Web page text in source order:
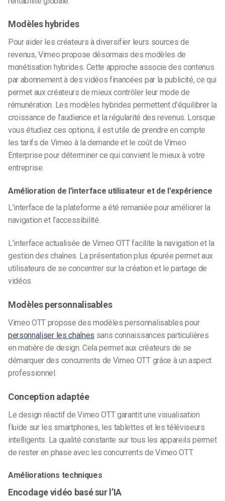
Modèles hybrides
Pour aider les créateurs à diversifier leurs sources de
revenus, Vimeo propose désormais des modèles de
monétisation hybrides. Cette approche associe des contenus
par abonnement à des vidéos financées par la publicité, ce qui
permet aux créateurs de mieux contrôler leur mode de
rémunération. Les modèles hybrides permettent d’équilibrer la
croissance de l’audience et la régularité des revenus. Lorsque
vous étudiez ces options, il est utile de prendre en compte
les tarifs de Vimeo à la demande et le coût de Vimeo
Enterprise pour déterminer ce qui convient le mieux à votre
entreprise.
Amélioration de l’interface utilisateur et de l’expérience
L’interface de la plateforme a été remaniée pour améliorer la
navigation et l’accessibilité.
L’interface actualisée de Vimeo OTT facilite la navigation et la
gestion des chaînes. La présentation plus épurée permet aux
utilisateurs de se concentrer sur la création et le partage de
vidéos.
Modèles personnalisables
Vimeo OTT propose des modèles personnalisables pour
personnaliser les chaînes sans connaissances particulières
en matière de design. Cela permet aux créateurs de se
démarquer des concurrents de Vimeo OTT grâce à un aspect
professionnel.
Conception adaptée
Le design réactif de Vimeo OTT garantit une visualisation
fluide sur les smartphones, les tablettes et les téléviseurs
intelligents. La qualité constante sur tous les appareils permet
de rester en phase avec les concurrents de Vimeo OTT.
Améliorations techniques
Encodage vidéo basé sur l’IA